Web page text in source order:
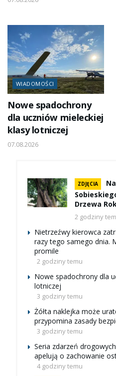
WIADOMOŚCI
Nowe spadochrony
dla uczniów mieleckiej
klasy lotniczej
07.08.2026
ZDJĘCIA
Drzewa
2 godziny
Nietrzeźwy kierowca
razy tego samego dnia.
promile
2 godziny temu
Nowe spadochrony dla
lotniczej
3 godziny temu
Żółta naklejka może
przypomina zasady
3 godziny temu
Seria zdarzeń
apelują o zachowanie
4 godziny temu